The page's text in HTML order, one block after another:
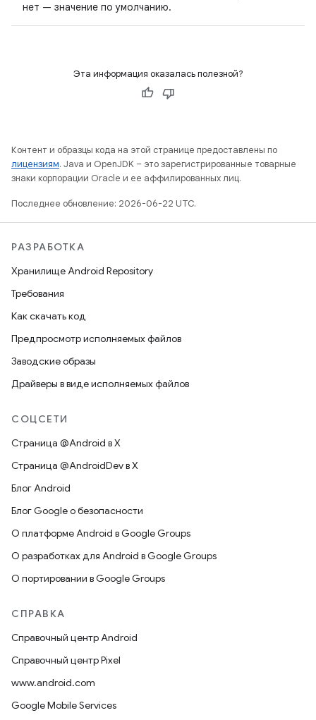
нет — значение по умолчанию.
Эта информация оказалась полезной?
Контент и образцы кода на этой странице предоставлены по
лицензиям. Java и OpenJDK – это зарегистрированные товарные
знаки корпорации Oracle и ее аффилированных лиц.
Последнее обновление: 2026-06-22 UTC.
РАЗРАБОТКА
Хранилище Android Repository
Требования
Как скачать код
Предпросмотр исполняемых файлов
Заводские образы
Драйверы в виде исполняемых файлов
СОЦСЕТИ
Страница @Android в X
Страница @AndroidDev в X
Блог Android
Блог Google о безопасности
О платформе Android в Google Groups
О разработках для Android в Google Groups
О портировании в Google Groups
СПРАВКА
Справочный центр Android
Справочный центр Pixel
www.android.com
Google Mobile Services